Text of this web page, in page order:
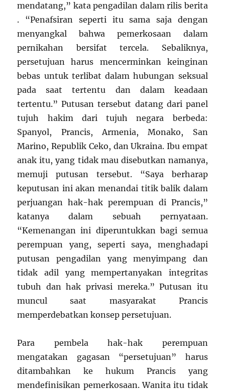
mendatang,” kata pengadilan dalam rilis berita
. “Penafsiran seperti itu sama saja dengan
menyangkal bahwa pemerkosaan dalam
pernikahan bersifat tercela. Sebaliknya,
persetujuan harus mencerminkan keinginan
bebas untuk terlibat dalam hubungan seksual
pada saat tertentu dan dalam keadaan
tertentu.” Putusan tersebut datang dari panel
tujuh hakim dari tujuh negara berbeda:
Spanyol, Prancis, Armenia, Monako, San
Marino, Republik Ceko, dan Ukraina. Ibu empat
anak itu, yang tidak mau disebutkan namanya,
memuji putusan tersebut. “Saya berharap
keputusan ini akan menandai titik balik dalam
perjuangan hak-hak perempuan di Prancis,”
katanya dalam sebuah pernyataan.
“Kemenangan ini diperuntukkan bagi semua
perempuan yang, seperti saya, menghadapi
putusan pengadilan yang menyimpang dan
tidak adil yang mempertanyakan integritas
tubuh dan hak privasi mereka.” Putusan itu
muncul saat masyarakat Prancis
memperdebatkan konsep persetujuan.
Para pembela hak-hak perempuan
mengatakan gagasan “persetujuan” harus
ditambahkan ke hukum Prancis yang
mendefinisikan pemerkosaan. Wanita itu tidak